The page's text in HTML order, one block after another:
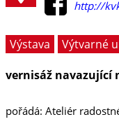
http://
Výstava
Výtvarné
vernisáž navazující
pořádá: Ateliér